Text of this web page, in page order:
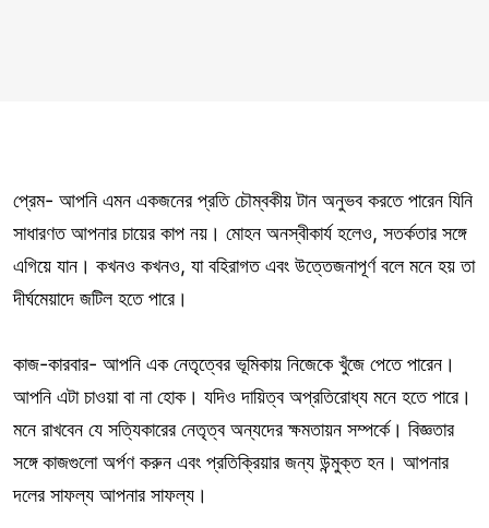
প্রেম- আপনি এমন একজনের প্রতি চৌম্বকীয় টান অনুভব করতে পারেন যিনি
সাধারণত আপনার চায়ের কাপ নয়। মোহন অনস্বীকার্য হলেও, সতর্কতার সঙ্গে
এগিয়ে যান। কখনও কখনও, যা বহিরাগত এবং উত্তেজনাপূর্ণ বলে মনে হয় তা
দীর্ঘমেয়াদে জটিল হতে পারে।
কাজ-কারবার- আপনি এক নেতৃত্বের ভূমিকায় নিজেকে খুঁজে পেতে পারেন।
আপনি এটা চাওয়া বা না হোক। যদিও দায়িত্ব অপ্রতিরোধ্য মনে হতে পারে।
মনে রাখবেন যে সত্যিকারের নেতৃত্ব অন্যদের ক্ষমতায়ন সম্পর্কে। বিজ্ঞতার
সঙ্গে কাজগুলো অর্পণ করুন এবং প্রতিক্রিয়ার জন্য উন্মুক্ত হন। আপনার
দলের সাফল্য আপনার সাফল্য।